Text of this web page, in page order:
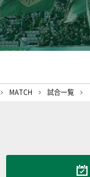
MATCH 試合一覧